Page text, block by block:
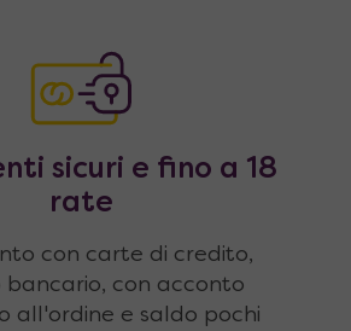
sicuri e fino a 18
rate
con carte di credito,
bancario, con acconto
all'ordine e saldo pochi